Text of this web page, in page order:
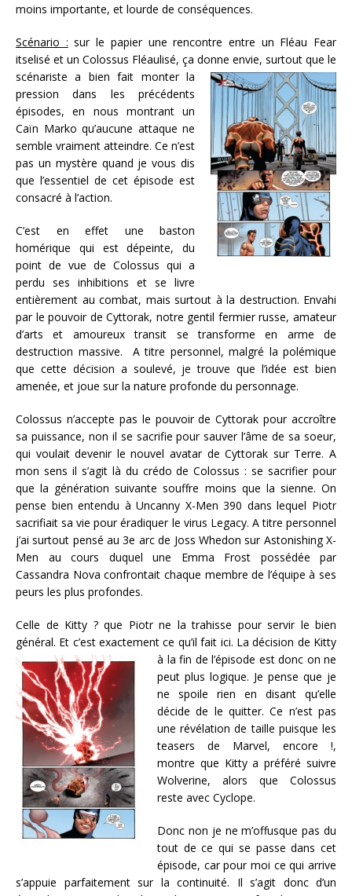
moins importante, et lourde de conséquences.
Scénario : sur le papier une rencontre entre un Fléau Fear
itselisé et un Colossus Fléaulisé, ça donne envie, surtout que le
scénariste a bien fait monter la
pression dans les précédents
épisodes, en nous montrant un
Caïn Marko qu’aucune attaque ne
semble vraiment atteindre. Ce n’est
pas un mystère quand je vous dis
que l’essentiel de cet épisode est
consacré à l’action.
C’est en effet une baston
homérique qui est dépeinte, du
point de vue de Colossus qui a
perdu ses inhibitions et se livre
entièrement au combat, mais surtout à la destruction. Envahi
par le pouvoir de Cyttorak, notre gentil fermier russe, amateur
d’arts et amoureux transit se transforme en arme de
destruction massive. A titre personnel, malgré la polémique
que cette décision a soulevé, je trouve que l’idée est bien
amenée, et joue sur la nature profonde du personnage.
Colossus n’accepte pas le pouvoir de Cyttorak pour accroître
sa puissance, non il se sacrifie pour sauver l’âme de sa soeur,
qui voulait devenir le nouvel avatar de Cyttorak sur Terre. A
mon sens il s’agit là du crédo de Colossus : se sacrifier pour
que la génération suivante souffre moins que la sienne. On
pense bien entendu à Uncanny X-Men 390 dans lequel Piotr
sacrifiait sa vie pour éradiquer le virus Legacy. A titre personnel
j’ai surtout pensé au 3e arc de Joss Whedon sur Astonishing X-
Men au cours duquel une Emma Frost possédée par
Cassandra Nova confrontait chaque membre de l’équipe à ses
peurs les plus profondes.
Celle de Kitty ? que Piotr ne la trahisse pour servir le bien
général. Et c’est exactement ce qu’il fait ici. La décision de Kitty
à la fin de l’épisode est donc on ne
peut plus logique. Je pense que je
ne spoile rien en disant qu’elle
décide de le quitter. Ce n’est pas
une révélation de taille puisque les
teasers de Marvel, encore !,
montre que Kitty a préféré suivre
Wolverine, alors que Colossus
reste avec Cyclope.
Donc non je ne m’offusque pas du
tout de ce qui se passe dans cet
épisode, car pour moi ce qui arrive
s’appuie parfaitement sur la continuité. Il s’agit donc d’un